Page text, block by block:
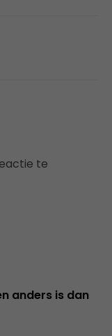
te
anders is dan